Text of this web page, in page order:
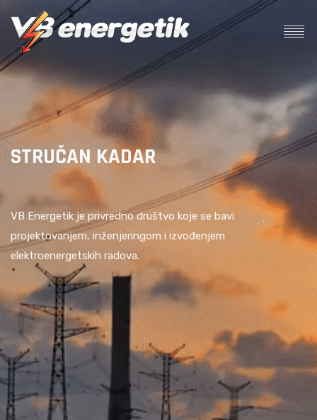
STRUČAN KADAR
VB Energetik je privredno društvo koje se bavi
projektovanjem, inženjeringom i izvođenjem
elektroenergetskih radova.